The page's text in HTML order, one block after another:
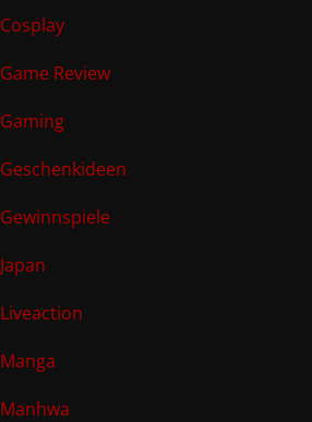
Cosplay
Game Review
Gaming
Geschenkideen
Gewinnspiele
Japan
Liveaction
Manga
Manhwa